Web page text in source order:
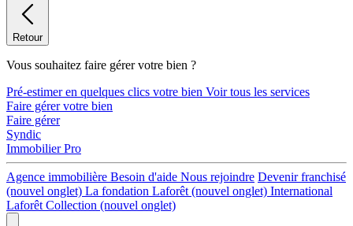
Retour
Vous souhaitez faire gérer votre bien ?
Pré-estimer en quelques clics votre bien Voir tous les services
Faire gérer votre bien
Faire gérer
Syndic
Immobilier Pro
Agence immobilière Besoin d'aide Nous rejoindre Devenir franchisé
(nouvel onglet) La fondation Laforêt (nouvel onglet) International
Laforêt Collection (nouvel onglet)